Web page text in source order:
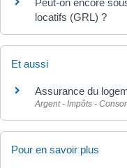
Peut-on encore
locatifs (GRL) ?
Et aussi
Assurance du
Argent - Impôts -
Pour en savoir plus